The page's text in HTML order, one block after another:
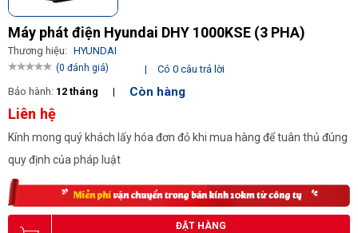
Máy phát điện Hyundai DHY 1000KSE (3 PHA)
Thương hiệu: HYUNDAI
(0 đánh giá) |
Có 0 câu trả lời
Bảo hành: 12 tháng | Còn hàng
Liên hệ
Kính mong quý khách lấy hóa đơn đỏ khi mua hàng để tuân thủ đúng
quy định của pháp luật
ĐẶT HÀNG